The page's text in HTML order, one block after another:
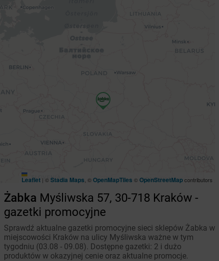
Leaflet | ©Stadia Maps , ©OpenMapTiles ©OpenStreetMapcontributors
Żabka Myśliwska 57, 30-718 Kraków -
gazetki promocyjne
Sprawdź aktualne gazetki promocyjne sieci sklepów Żabka w
miejscowości Kraków na ulicy Myśliwska ważne w tym
tygodniu (03.08 - 09.08). Dostępne gazetki: 2 i dużo
produktów w okazyjnej cenie oraz aktualne promocje.